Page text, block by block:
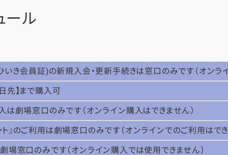
ール
いき会員証)の新規入会・更新手続きは窓口のみです（オンライ
先】まで購入可
は劇場窓口のみです（オンライン購入はできません）
ト』のご利用は劇場窓口のみです（オンラインでのご利用はで
場窓口のみです（オンライン購入では使用できません）